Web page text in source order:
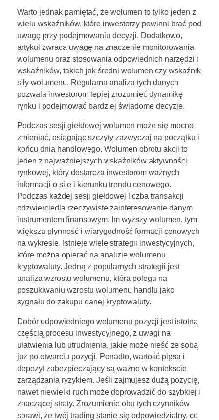
Warto jednak pamiętać, że wolumen to tylko jeden z
wielu wskaźników, które inwestorzy powinni brać pod
uwagę przy podejmowaniu decyzji. Dodatkowo,
artykuł zwraca uwagę na znaczenie monitorowania
wolumenu oraz stosowania odpowiednich narzędzi i
wskaźników, takich jak średni wolumen czy wskaźnik
siły wolumenu. Regularna analiza tych danych
pozwala inwestorom lepiej zrozumieć dynamikę
rynku i podejmować bardziej świadome decyzje.
Podczas sesji giełdowej wolumen może się mocno
zmieniać, osiągając szczyty zazwyczaj na początku i
końcu dnia handlowego. Wolumen obrotu akcji to
jeden z najważniejszych wskaźników aktywności
rynkowej, który dostarcza inwestorom ważnych
informacji o sile i kierunku trendu cenowego.
Podczas każdej sesji giełdowej liczba transakcji
odzwierciedla rzeczywiste zainteresowanie danym
instrumentem finansowym. Im wyższy wolumen, tym
większa płynność i wiarygodność formacji cenowych
na wykresie. Istnieje wiele strategii inwestycyjnych,
które można opierać na analizie wolumenu
kryptowaluty. Jedną z popularnych strategii jest
analiza wzrostu wolumenu, która polega na
poszukiwaniu wzrostu wolumenu handlu jako
sygnału do zakupu danej kryptowaluty.
Dobór odpowiedniego wolumenu pozycji jest istotną
częścią procesu inwestycyjnego, z uwagi na
ułatwienia lub utrudnienia, jakie może nieść ze sobą
już po otwarciu pozycji. Ponadto, wartość pipsa i
depozyt zabezpieczający są ważne w kontekście
zarządzania ryzykiem. Jeśli zajmujesz dużą pozycję,
nawet niewielki ruch może doprowadzić do szybkiej i
znaczącej straty. Zrozumienie obu tych czynników
sprawi, że twój trading stanie się odpowiedzialny, co